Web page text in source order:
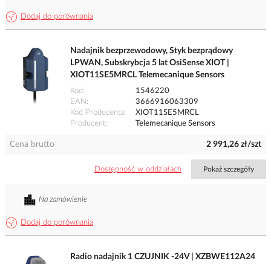
Dodaj do porównania
Nadajnik bezprzewodowy, Styk bezprądowy
LPWAN, Subskrybcja 5 lat OsiSense XIOT |
XIOT11SE5MRCL Telemecanique Sensors
Kod
1546220
EAN
3666916063309
Kod Producenta
XIOT11SE5MRCL
Producent
Telemecanique Sensors
Cena brutto 2 991,26 zł/szt
Dostępność w oddziałach Pokaż szczegóły
Dodaj do porównania
Na zamówienie
Radio nadajnik 1 CZUJNIK -24V | XZBWE112A24